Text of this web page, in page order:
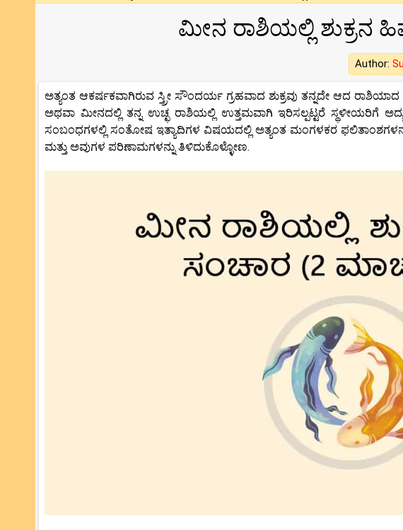
ಮೀನ ರಾಶಿಯಲ್ಲಿ ಶುಕ್ರನ
Author:
ಅತ್ಯಂತ ಆಕರ್ಷಕವಾಗಿರುವ ಸ್ತ್ರೀ ಸೌಂದರ್ಯ ಗ್ರಹವಾದ ಶುಕ್ರವು ತನ್ನದೇ ಆದ
ಅಥವಾ ಮೀನದಲ್ಲಿ ತನ್ನ ಉಚ್ಛ ರಾಶಿಯಲ್ಲಿ ಉತ್ತಮವಾಗಿ ಇರಿಸಲ್ಪಟ್ಟರೆ ಸ್ಥಳೀಯರಿಗೆ
ಸಂಬಂಧಗಳಲ್ಲಿ ಸಂತೋಷ ಇತ್ಯಾದಿಗಳ ವಿಷಯದಲ್ಲಿ ಅತ್ಯಂತ ಮಂಗಳಕರ
ಮತ್ತು ಅವುಗಳ ಪರಿಣಾಮಗಳನ್ನು ತಿಳಿದುಕೊಳ್ಳೋಣ.